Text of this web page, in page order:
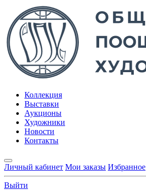
Коллекция
Выставки
Аукционы
Художники
Новости
Контакты
Личный кабинет Мои заказы Избранное
Выйти